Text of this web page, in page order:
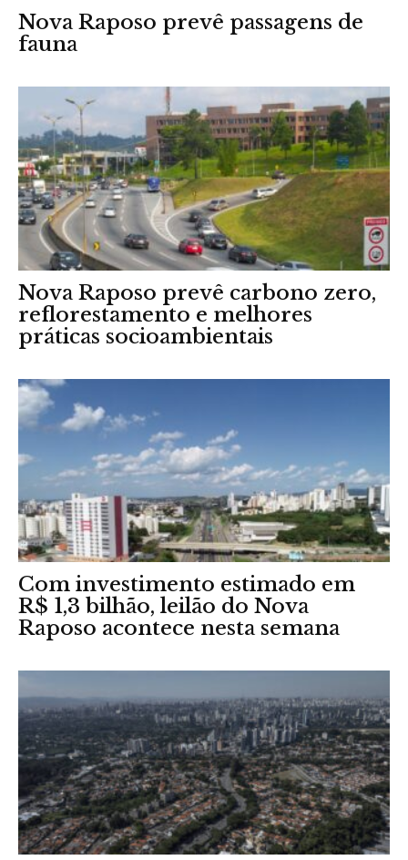
Nova Raposo prevê passagens de
fauna
Nova Raposo prevê carbono zero,
reflorestamento e melhores
práticas socioambientais
Com investimento estimado em
R$ 1,3 bilhão, leilão do Nova
Raposo acontece nesta semana